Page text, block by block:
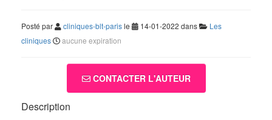
Posté par cliniques-blt-parisle 14-01-2022 dans
Les
cliniques
aucune expiration
CONTACTER L'AUTEUR
Description